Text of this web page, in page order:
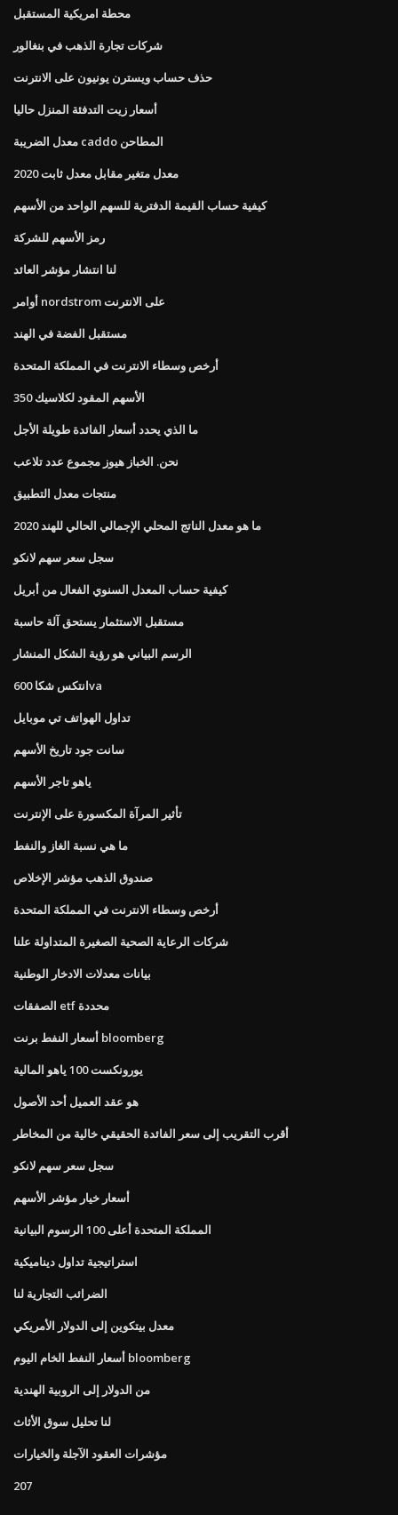
محطة امريكية المستقبل
شركات تجارة الذهب في بنغالور
حذف حساب ويسترن يونيون على الانترنت
أسعار زيت التدفئة المنزل حاليا
معدل الضريبة caddo المطاحن
معدل متغير مقابل معدل ثابت 2020
كيفية حساب القيمة الدفترية للسهم الواحد من الأسهم
رمز الأسهم للشركة
لنا انتشار مؤشر العائد
أوامر nordstrom على الانترنت
مستقبل الفضة في الهند
أرخص وسطاء الانترنت في المملكة المتحدة
الأسهم المقود لكلاسيك 350
ما الذي يحدد أسعار الفائدة طويلة الأجل
نحن. الخباز هيوز مجموع عدد تلاعب
منتجات معدل التطبيق
ما هو معدل الناتج المحلي الإجمالي الحالي للهند 2020
سجل سعر سهم لانكو
كيفية حساب المعدل السنوي الفعال من أبريل
مستقبل الاستثمار يستحق آلة حاسبة
الرسم البياني هو رؤية الشكل المنشار
انتكس شكا 600va
تداول الهواتف تي موبايل
سانت جود تاريخ الأسهم
ياهو تاجر الأسهم
تأثير المرآة المكسورة على الإنترنت
ما هي نسبة الغاز والنفط
صندوق الذهب مؤشر الإخلاص
أرخص وسطاء الانترنت في المملكة المتحدة
شركات الرعاية الصحية الصغيرة المتداولة علنا
بيانات معدلات الادخار الوطنية
الصفقات etf محددة
أسعار النفط برنت bloomberg
يورونكست 100 ياهو المالية
هو عقد العميل أحد الأصول
أقرب التقريب إلى سعر الفائدة الحقيقي خالية من المخاطر
سجل سعر سهم لانكو
أسعار خيار مؤشر الأسهم
المملكة المتحدة أعلى 100 الرسوم البيانية
استراتيجية تداول ديناميكية
الضرائب التجارية لنا
معدل بيتكوين إلى الدولار الأمريكي
أسعار النفط الخام اليوم bloomberg
من الدولار إلى الروبية الهندية
لنا تحليل سوق الأثاث
مؤشرات العقود الآجلة والخيارات
207